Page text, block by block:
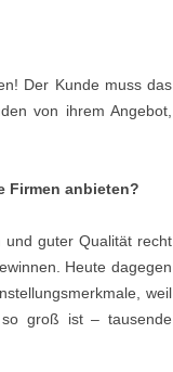
Der Kunde muss das
von ihrem Angebot,
Firmen anbieten?
und guter Qualität recht
Heute dagegen
weil
groß ist – tausende